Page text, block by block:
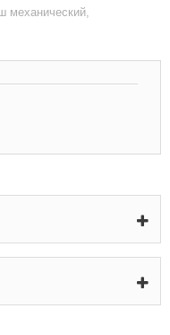
механический,